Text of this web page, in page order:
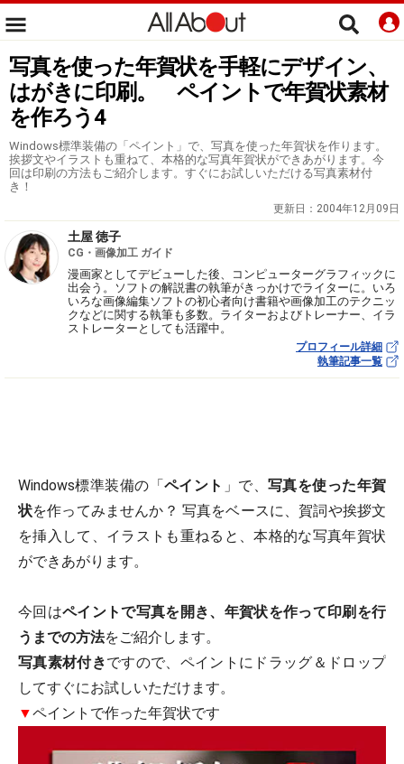
写真を使った年賀状を手軽にデザイン、
はがきに印刷。 ペイントで年賀状素材
を作ろう4
Windows標準装備の「ペイント」で、写真を使った年賀状を作ります。
挨拶文やイラストも重ねて、本格的な写真年賀状ができあがります。今
回は印刷の方法もご紹介します。すぐにお試しいただける写真素材付
き！
更新日： 2004年12月09日
土屋 徳子
CG・画像加工 ガイド
漫画家としてデビューした後、コンピューターグラフィックに
出会う。ソフトの解説書の執筆がきっかけでライターに。いろ
いろな画像編集ソフトの初心者向け書籍や画像加工のテクニッ
クなどに関する執筆も多数。ライターおよびトレーナー、イラ
ストレーターとしても活躍中。
プロフィール詳細
執筆記事一覧
Windows標準装備の「ペイント 」で、写真を使った年賀
状を作ってみませんか？ 写真をベースに、賀詞や挨拶文
を挿入して、イラストも重ねると、本格的な写真年賀状
ができあがります。
今回はペイントで写真を開き、年賀状を作って印刷を行
うまでの方法をご紹介します。
写真素材付きですので、ペイントにドラッグ＆ドロップ
してすぐにお試しいただけます。
▼ペイントで作った年賀状です